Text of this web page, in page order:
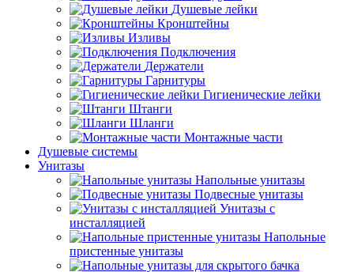
Душевые лейки
Кронштейны
Изливы
Подключения
Держатели
Гарнитуры
Гигиенические лейки
Штанги
Шланги
Монтажные части
Душевые системы
Унитазы
Напольные унитазы
Подвесные унитазы
Унитазы с
инсталляцией
Напольные
пристенные унитазы